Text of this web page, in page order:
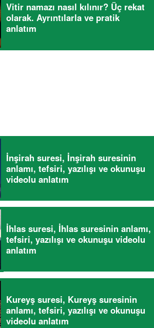
Vitir namazı nasıl kılınır? Üç rekat
olarak. Ayrıntılarla ve pratik
anlatım
İnşirah suresi, İnşirah suresinin
anlamı, tefsiri, yazılışı ve okunuşu
videolu anlatım
İhlas suresi, İhlas suresinin anlamı,
tefsiri, yazılışı ve okunuşu videolu
anlatım
Kureyş suresi, Kureyş suresinin
anlamı, tefsiri, yazılışı ve okunuşu
videolu anlatım